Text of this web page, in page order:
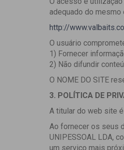
adequado do mesmo
http://
O usuário
1) Fornecer
2) Não difundir
O NOME DO SITE
3. POLÍTICA DE
A titular do web site é
Ao fornecer os seus
UNIPESSOAL LDA,
um serviço mais